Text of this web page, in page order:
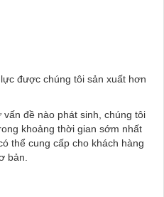
được chúng tôi sản xuất hơn
đề nào phát sinh, chúng tôi
khoảng thời gian sớm nhất
thể cung cấp cho khách hàng
bản.